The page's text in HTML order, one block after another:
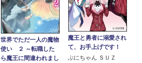
世界でただ一人の魔物
使い ２ ～転職した
ら魔王に間違われまし
魔王と勇者に溺愛され
て、お手上げです！
ぷにちゃん ＳＵＺ